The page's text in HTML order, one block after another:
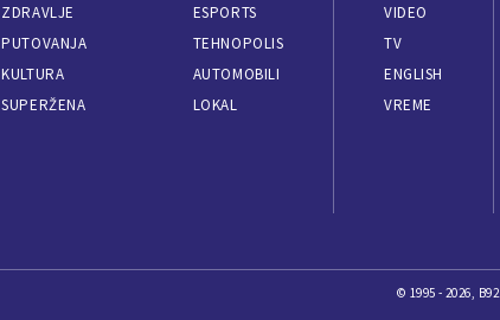
ZDRAVLJE
PUTOVANJA
KULTURA
SUPERŽENA
ESPORTS
TEHNOPOLIS
AUTOMOBILI
LOKAL
VIDEO
TV
ENGLISH
VREME
© 1995 - 2026, B92